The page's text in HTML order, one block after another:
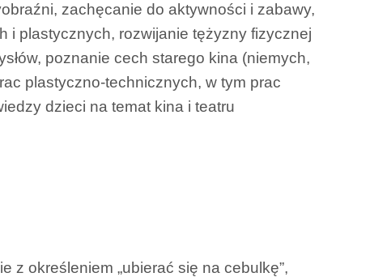
zachęcanie do aktywności i zabawy,
i plastycznych, rozwijanie tężyzny fizycznej
poznanie cech starego kina (niemych,
plastyczno-technicznych, w tym prac
dzieci na temat kina i teatru
z określeniem „ubierać się na cebulkę”,